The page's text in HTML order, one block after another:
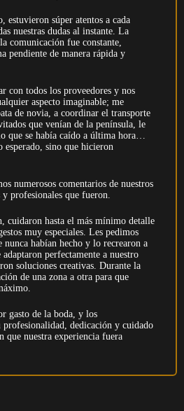
estuvieron súper atentos a cada
nuestras dudas al instante. La
comunicación fue constante,
pendiente de manera rápida y
con todos los proveedores y nos
aspecto imaginable; me
de novia, a coordinar el transporte
que venían de la península, le
que se había caído a última hora…
esperado, sino que hicieron
numerosos comentarios de nuestros
profesionales que fueron.
cuidaron hasta el más mínimo detalle
muy especiales. Les pedimos
nunca habían hecho y lo recrearon a
perfectamente a nuestro
soluciones creativas. Durante la
de una zona a otra para que
gasto de la boda, y los
profesionalidad, dedicación y cuidado
que nuestra experiencia fuera